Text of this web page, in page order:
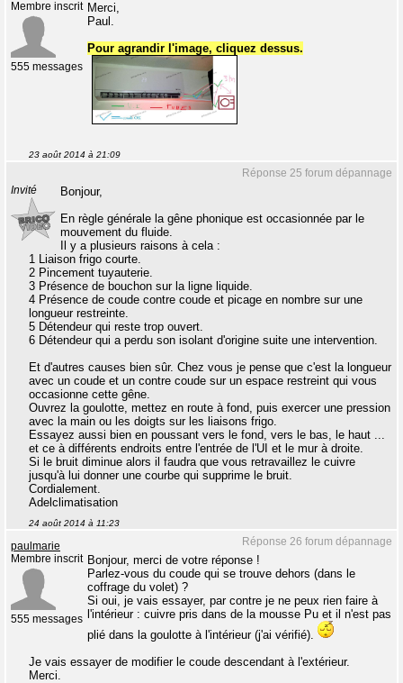
Membre inscrit
555 messages
Merci,
Paul.
Pour agrandir l'image, cliquez dessus.
23 août 2014 à 21:09
Réponse 25 forum dépannage
Invité
Bonjour,
En règle générale la gêne phonique est occasionnée par le
mouvement du fluide.
Il y a plusieurs raisons à cela :
1 Liaison frigo courte.
2 Pincement tuyauterie.
3 Présence de bouchon sur la ligne liquide.
4 Présence de coude contre coude et picage en nombre sur une
longueur restreinte.
5 Détendeur qui reste trop ouvert.
6 Détendeur qui a perdu son isolant d'origine suite une intervention.
Et d'autres causes bien sûr. Chez vous je pense que c'est la longueur
avec un coude et un contre coude sur un espace restreint qui vous
occasionne cette gêne.
Ouvrez la goulotte, mettez en route à fond, puis exercer une pression
avec la main ou les doigts sur les liaisons frigo.
Essayez aussi bien en poussant vers le fond, vers le bas, le haut ...
et ce à différents endroits entre l'entrée de l'UI et le mur à droite.
Si le bruit diminue alors il faudra que vous retravaillez le cuivre
jusqu'à lui donner une courbe qui supprime le bruit.
Cordialement.
Adelclimatisation
24 août 2014 à 11:23
Réponse 26 forum dépannage
paulmarie
Membre inscrit
555 messages
Bonjour, merci de votre réponse !
Parlez-vous du coude qui se trouve dehors (dans le
coffrage du volet) ?
Si oui, je vais essayer, par contre je ne peux rien faire à
l'intérieur : cuivre pris dans de la mousse Pu et il n'est pas
plié dans la goulotte à l'intérieur (j'ai vérifié).
Je vais essayer de modifier le coude descendant à l'extérieur.
Merci.